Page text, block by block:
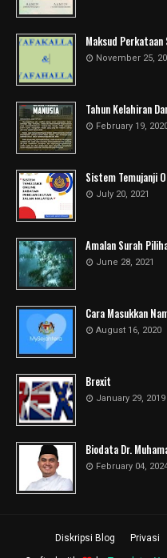
Maksud
November 25,
Tahun Kelahiran
February 19,
Sistem Temujanji
July 20, 2021
Amalan Surah
June 28, 2021
Cara Masukkan
August 16, 2020
Brexit
January 29, 2019
Biodata Dr.
February 04,
Diskripsi Blog Privasi